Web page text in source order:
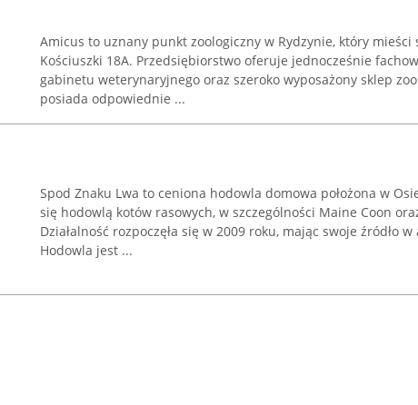
Amicus to uznany punkt zoologiczny w Rydzynie, który mieści
Kościuszki 18A. Przedsiębiorstwo oferuje jednocześnie
gabinetu weterynaryjnego oraz szeroko wyposażony sklep
posiada odpowiednie ...
Spod Znaku Lwa to ceniona hodowla domowa położona w
się hodowlą kotów rasowych, w szczególności Maine Coon
Działalność rozpoczęła się w 2009 roku, mając swoje źródło
Hodowla jest ...